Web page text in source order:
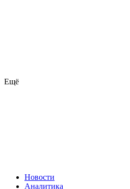
Ещё
Новости
Аналитика